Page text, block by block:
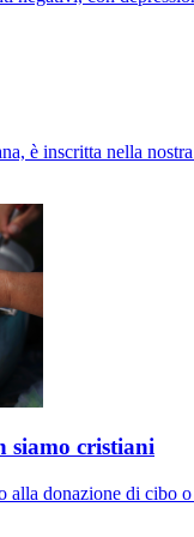
è inscritta nella
siamo cristiani
alla donazione di cibo